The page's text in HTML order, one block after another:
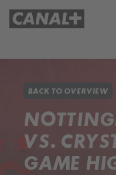
BACK TO OVERVIEW
VS.
GAME